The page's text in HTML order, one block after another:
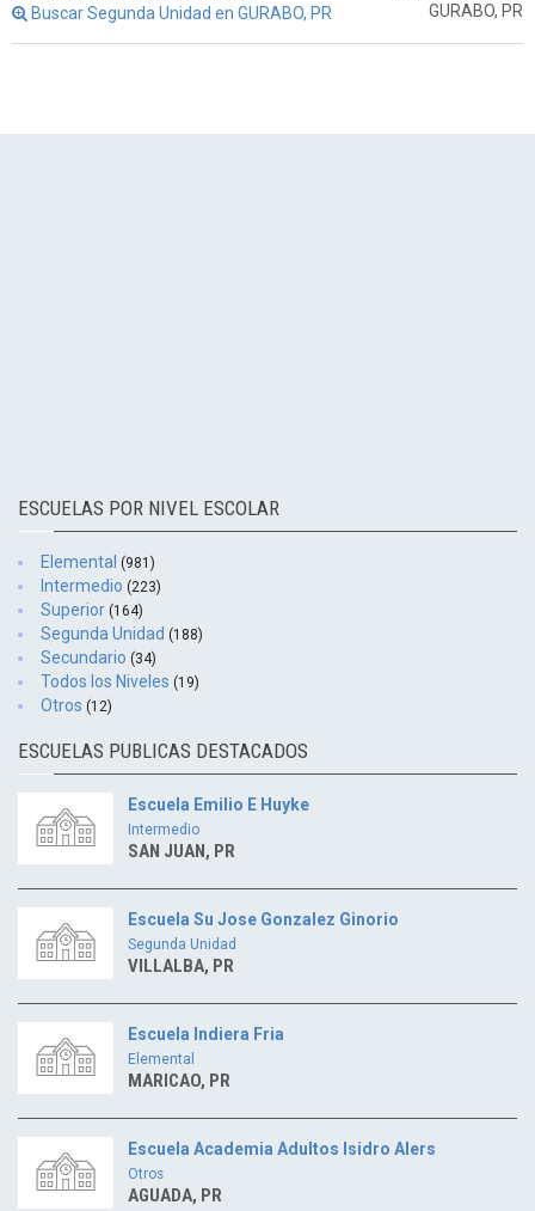
Buscar Segunda Unidad en GURABO, PR
GURABO, PR
ESCUELAS POR NIVEL ESCOLAR
Elemental (981)
Intermedio (223)
Superior (164)
Segunda Unidad (188)
Secundario (34)
Todos los Niveles (19)
Otros (12)
ESCUELAS PUBLICAS DESTACADOS
Escuela Emilio E Huyke
Intermedio
SAN JUAN, PR
Escuela Su Jose Gonzalez Ginorio
Segunda Unidad
VILLALBA, PR
Escuela Indiera Fria
Elemental
MARICAO, PR
Escuela Academia Adultos Isidro Alers
Otros
AGUADA, PR